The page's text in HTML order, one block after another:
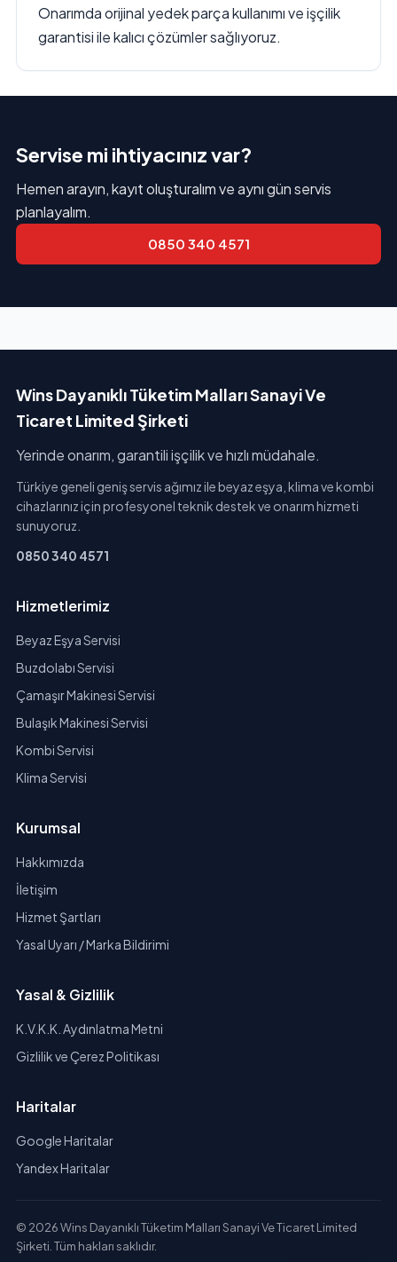
Onarımda orijinal yedek parça kullanımı ve işçilik
garantisi ile kalıcı çözümler sağlıyoruz.
Servise mi ihtiyacınız var?
Hemen arayın, kayıt oluşturalım ve aynı gün servis
planlayalım.
0850 340 4571
Wins Dayanıklı Tüketim Malları Sanayi Ve
Ticaret Limited Şirketi
Yerinde onarım, garantili işçilik ve hızlı müdahale.
Türkiye geneli geniş servis ağımız ile beyaz eşya, klima ve kombi
cihazlarınız için profesyonel teknik destek ve onarım hizmeti
sunuyoruz.
0850 340 4571
Hizmetlerimiz
Beyaz Eşya Servisi
Buzdolabı Servisi
Çamaşır Makinesi Servisi
Bulaşık Makinesi Servisi
Kombi Servisi
Klima Servisi
Kurumsal
Hakkımızda
İletişim
Hizmet Şartları
Yasal Uyarı / Marka Bildirimi
Yasal & Gizlilik
K.V.K.K. Aydınlatma Metni
Gizlilik ve Çerez Politikası
Haritalar
Google Haritalar
Yandex Haritalar
© 2026 Wins Dayanıklı Tüketim Malları Sanayi Ve Ticaret Limited
Şirketi. Tüm hakları saklıdır.